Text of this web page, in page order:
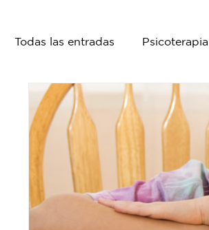
Todas las entradas Psicoterapia
Nutrición Psiquiatría